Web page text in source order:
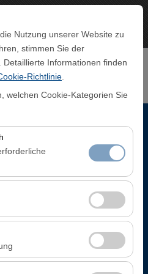
Nutzung unserer Website zu
stimmen Sie der
Informationen finden
Richtlinie
welchen Cookie-Kategorien Sie
Sicherheit, die
Funktionen
deaktiviert werden.
uns, zu analysieren, wie
(Besucherzahl,
Diese Daten
der Website zu
uns, Ihnen auf Ihre
Inlandsankunftsterminal
auswählen